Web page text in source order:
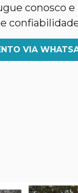
conosco
VIA